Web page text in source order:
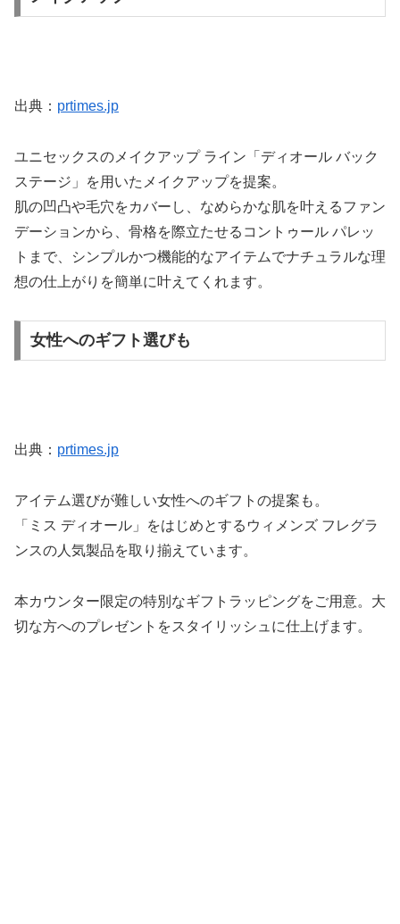
出典： prtimes.jp
ユニセックスのメイクアップ ライン「ディオール バック
ステージ」を用いたメイクアップを提案。
肌の凹凸や毛穴をカバーし、なめらかな肌を叶えるファン
デーションから、骨格を際立たせるコントゥール パレッ
トまで、シンプルかつ機能的なアイテムでナチュラルな理
想の仕上がりを簡単に叶えてくれます。
女性へのギフト選びも
出典： prtimes.jp
アイテム選びが難しい女性へのギフトの提案も。
「ミス ディオール」をはじめとするウィメンズ フレグラ
ンスの人気製品を取り揃えています。
本カウンター限定の特別なギフトラッピングをご用意。大
切な方へのプレゼントをスタイリッシュに仕上げます。